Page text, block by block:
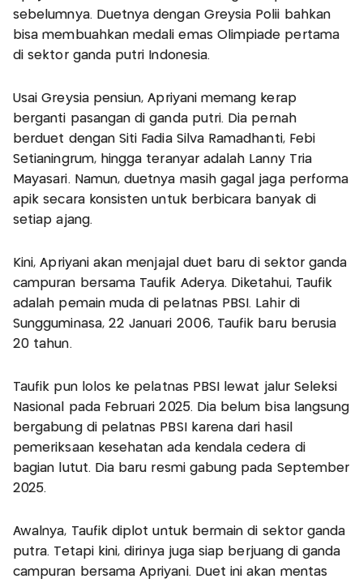
sebelumnya. Duetnya dengan Greysia Polii bahkan
bisa membuahkan medali emas Olimpiade pertama
di sektor ganda putri Indonesia.
Usai Greysia pensiun, Apriyani memang kerap
berganti pasangan di ganda putri. Dia pernah
berduet dengan Siti Fadia Silva Ramadhanti, Febi
Setianingrum, hingga teranyar adalah Lanny Tria
Mayasari. Namun, duetnya masih gagal jaga performa
apik secara konsisten untuk berbicara banyak di
setiap ajang.
Kini, Apriyani akan menjajal duet baru di sektor ganda
campuran bersama Taufik Aderya. Diketahui, Taufik
adalah pemain muda di pelatnas PBSI. Lahir di
Sungguminasa, 22 Januari 2006, Taufik baru berusia
20 tahun.
Taufik pun lolos ke pelatnas PBSI lewat jalur Seleksi
Nasional pada Februari 2025. Dia belum bisa langsung
bergabung di pelatnas PBSI karena dari hasil
pemeriksaan kesehatan ada kendala cedera di
bagian lutut. Dia baru resmi gabung pada September
2025.
Awalnya, Taufik diplot untuk bermain di sektor ganda
putra. Tetapi kini, dirinya juga siap berjuang di ganda
campuran bersama Apriyani. Duet ini akan mentas